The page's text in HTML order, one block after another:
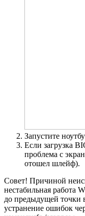
Запустите
Если загрузка
проблема с
отошел шлейф).
Совет! Причиной
нестабильная работа
до предыдущей точки
устранение ошибок